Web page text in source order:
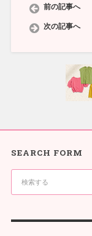
前の記事へ
次の記事へ
SEARCH FORM